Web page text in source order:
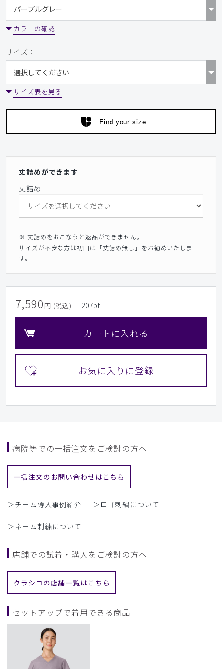
カラーの確認
サイズ：
サイズ表を見る
Find your size
丈詰めができます
丈詰め
※ 丈詰めをおこなうと返品ができません。
サイズが不安な方は初回は「丈詰め無し」をお勧めいたしま
す。
7,590 円 (税込) 207pt
カートに入れる
病院等での一括注文をご検討の方へ
一括注文のお問い合わせはこちら
＞チーム導入事例紹介 ＞ロゴ刺繍について
＞ネーム刺繍について
店舗での試着・購入をご検討の方へ
クラシコの店舗一覧はこちら
セットアップで着用できる商品